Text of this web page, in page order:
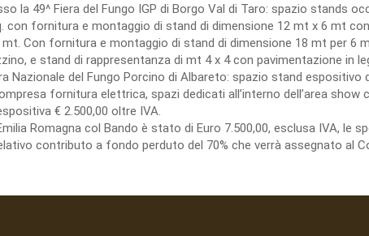
la 49^ Fiera del Fungo IGP di Borgo Val di Taro: spazio stands
con fornitura e montaggio di stand di dimensione 12 mt x 6 mt
mt. Con fornitura e montaggio di stand di dimensione 18 mt per 6
e stand di rappresentanza di mt 4 x 4 con pavimentazione in
Nazionale del Fungo Porcino di Albareto: spazio stand
fornitura elettrica, spazi dedicati all’interno dell’area
€ 2.500,00 oltre IVA.
Romagna col Bando è stato di Euro 7.500,00, esclusa IVA,
contributo a fondo perduto del 70% che verrà assegnato al